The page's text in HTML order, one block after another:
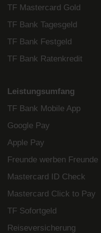
TF Mastercard Gold
TF Bank Tagesgeld
TF Bank Festgeld
TF Bank Ratenkredit
Leistungsumfang
TF Bank Mobile App
Google Pay
Apple Pay
Freunde werben Freunde
Mastercard ID Check
Mastercard Click to Pay
TF Sofortgeld
Reiseversicherung